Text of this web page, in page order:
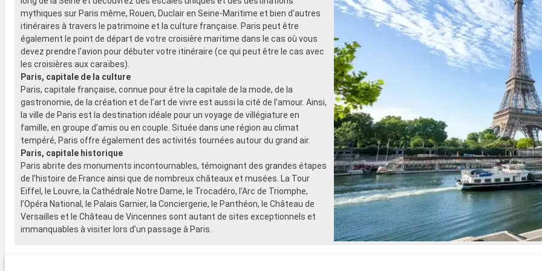
mythiques sur Paris même, Rouen, Duclair en Seine-Maritime et bien d'autres
itinéraires à travers le patrimoine et la culture française. Paris peut être
également le point de départ de votre croisière maritime dans le cas où vous
devez prendre l'avion pour débuter votre itinéraire (ce qui peut être le cas avec
les croisières aux caraïbes).
Paris, capitale de la culture
Paris, capitale française, connue pour être la capitale de la mode, de la
gastronomie, de la création et de l’art de vivre est aussi la cité de l’amour. Ainsi,
la ville de Paris est la destination idéale pour un voyage de villégiature en
famille, en groupe d’amis ou en couple. Située dans une région au climat
tempéré, Paris offre également des activités tournées autour du grand air.
Paris, capitale historique
Paris abrite des monuments incontournables, témoignant des grandes étapes
de l’histoire de France ainsi que de nombreux châteaux et musées. La Tour
Eiffel, le Louvre, la Cathédrale Notre Dame, le Trocadéro, l’Arc de Triomphe,
l’Opéra National, le Palais Garnier, la Conciergerie, le Panthéon, le Château de
Versailles et le Château de Vincennes sont autant de sites exceptionnels et
immanquables à visiter lors d’un passage à Paris.